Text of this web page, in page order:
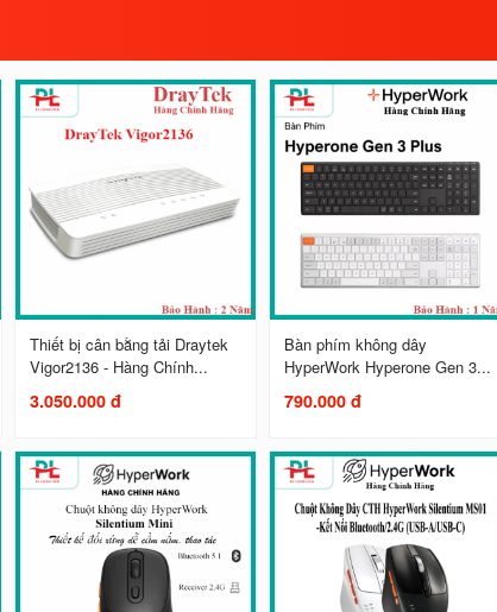
Thiết bị cân bằng tải Draytek
Vigor2136 - Hàng Chính...
3.050.000 đ
Bàn phím không dây
HyperWork Hyperone Gen 3...
790.000 đ